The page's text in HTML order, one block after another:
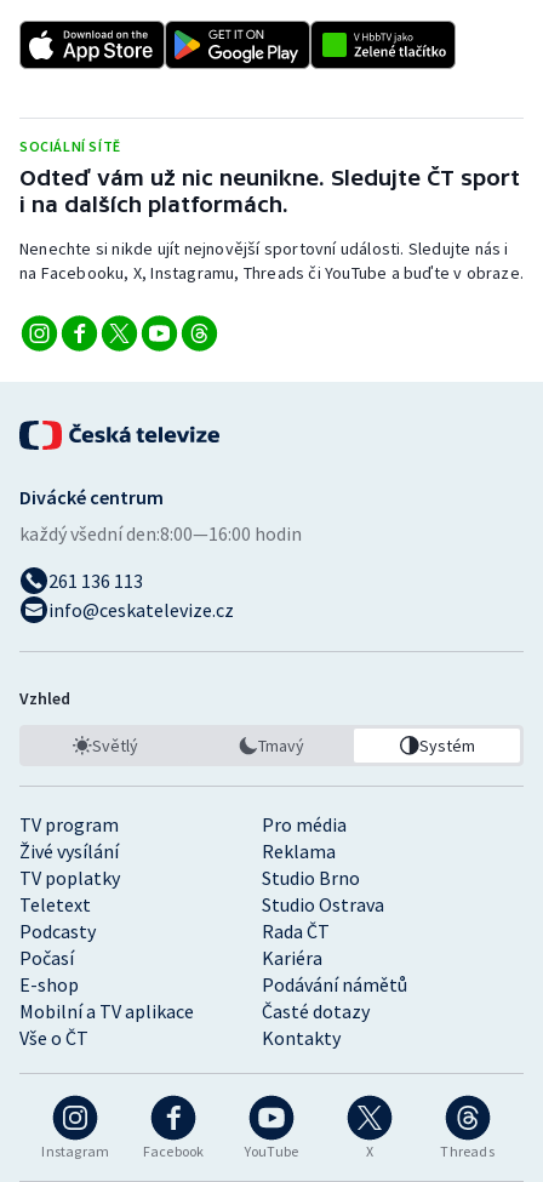
SOCIÁLNÍ SÍTĚ
Odteď vám už nic neunikne. Sledujte ČT sport
i na dalších platformách.
Nenechte si nikde ujít nejnovější sportovní události. Sledujte nás i
na Facebooku, X, Instagramu, Threads či YouTube a buďte v obraze.
Instagram Facebook YouTube X Threads
TV program
Pro média
Živé vysílání
Reklama
TV poplatky
Studio Brno
Teletext
Studio Ostrava
Podcasty
Rada ČT
Počasí
Kariéra
E-shop
Podávání námětů
Mobilní a TV aplikace
Časté dotazy
Vše o ČT
Kontakty
Divácké centrum
každý všední den:8:00—16:00 hodin
261 136 113
info@ceskatelevize.cz
Vzhled
Světlý Tmavý Systém